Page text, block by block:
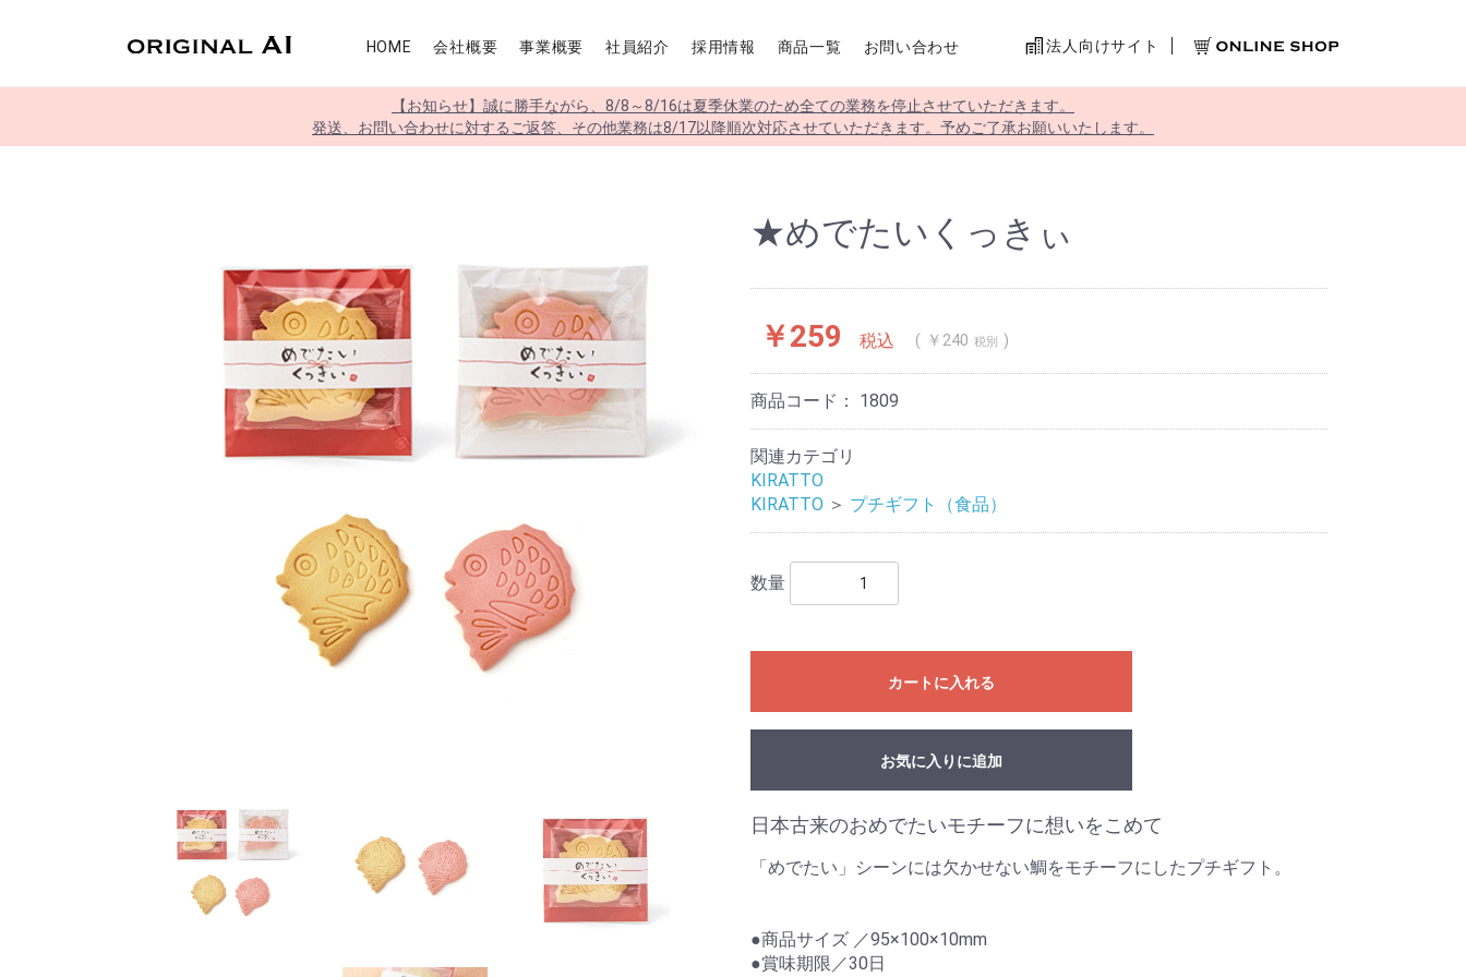
HOME 会社概要 事業概要 社員紹介 採用情報 商品一覧 お問い合わせ 法人向けサイト
【お知らせ】誠に勝手ながら、8/8～8/16は夏季休業のため全ての業務を停止させていただきます。
発送、お問い合わせに対するご返答、その他業務は8/17以降順次対応させていただきます。予めご了承お願いいたします。
★めでたいくっきぃ
￥259 税込 ￥240 税別
商品コード： 1809
関連カテゴリ
KIRATTO
KIRATTO ＞ プチギフト（食品）
数量
カートに入れる
お気に入りに追加
日本古来のおめでたいモチーフに想いをこめて
「めでたい」シーンには欠かせない鯛をモチーフにしたプチギフト。
●商品サイズ ／95×100×10mm
●賞味期限／30日